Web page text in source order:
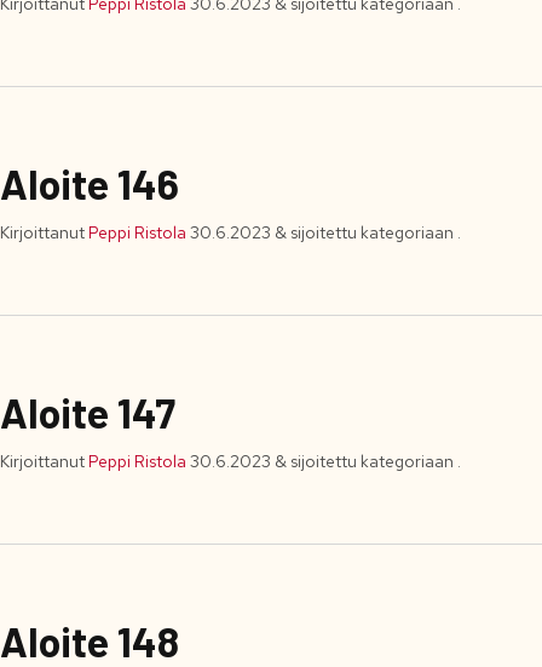
Aloite 146
KirjoittanutPeppi Ristola 30.6.2023 & sijoitettu kategoriaan .
Aloite 147
KirjoittanutPeppi Ristola 30.6.2023 & sijoitettu kategoriaan .
Aloite 148